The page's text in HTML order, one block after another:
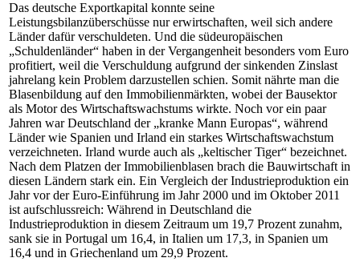
Das deutsche Exportkapital konnte seine
Leistungsbilanzüberschüsse nur erwirtschaften, weil sich andere
Länder dafür verschuldeten. Und die südeuropäischen
„Schuldenländer“ haben in der Vergangenheit besonders vom Euro
profitiert, weil die Verschuldung aufgrund der sinkenden Zinslast
jahrelang kein Problem darzustellen schien. Somit nährte man die
Blasenbildung auf den Immobilienmärkten, wobei der Bausektor
als Motor des Wirtschaftswachstums wirkte. Noch vor ein paar
Jahren war Deutschland der „kranke Mann Europas“, während
Länder wie Spanien und Irland ein starkes Wirtschaftswachstum
verzeichneten. Irland wurde auch als „keltischer Tiger“ bezeichnet.
Nach dem Platzen der Immobilienblasen brach die Bauwirtschaft in
diesen Ländern stark ein. Ein Vergleich der Industrieproduktion ein
Jahr vor der Euro-Einführung im Jahr 2000 und im Oktober 2011
ist aufschlussreich: Während in Deutschland die
Industrieproduktion in diesem Zeitraum um 19,7 Prozent zunahm,
sank sie in Portugal um 16,4, in Italien um 17,3, in Spanien um
16,4 und in Griechenland um 29,9 Prozent.